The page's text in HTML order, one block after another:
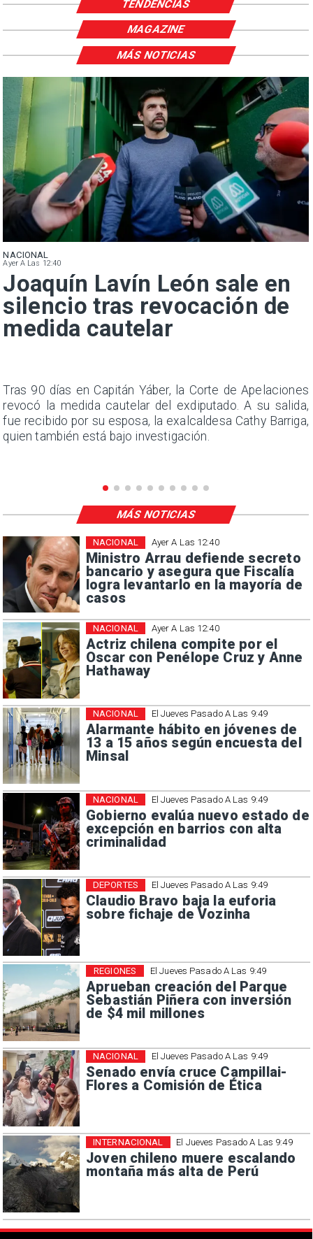
TENDENCIAS
MAGAZINE
NACIONAL
Ayer A Las 12:40
Joaquín Lavín León sale en
silencio tras revocación de
medida cautelar
Tras 90 días en Capitán Yáber, la Corte de Apelaciones
revocó la medida cautelar del exdiputado. A su salida,
fue recibido por su esposa, la exalcaldesa Cathy Barriga,
quien también está bajo investigación.
MÁS NOTICIAS
Ayer A Las 12:40
Ministro Arrau defiende secreto
bancario y asegura que Fiscalía
logra levantarlo en la mayoría de
casos
NACIONAL
Ayer A Las 12:40
Actriz chilena compite por el
Oscar con Penélope Cruz y Anne
Hathaway
NACIONAL
El Jueves Pasado A Las 9:49
Alarmante hábito en jóvenes de
13 a 15 años según encuesta del
Minsal
NACIONAL
El Jueves Pasado A Las 9:49
Gobierno evalúa nuevo estado de
excepción en barrios con alta
criminalidad
NACIONAL
El Jueves Pasado A Las 9:49
Claudio Bravo baja la euforia
sobre fichaje de Vozinha
DEPORTES
El Jueves Pasado A Las 9:49
Aprueban creación del Parque
Sebastián Piñera con inversión
de $4 mil millones
REGIONES
El Jueves Pasado A Las 9:49
Senado envía cruce Campillai-
Flores a Comisión de Ética
NACIONAL
El Jueves Pasado A Las 9:49
Joven chileno muere escalando
montaña más alta de Perú
INTERNACIONAL
MÁS NOTICIAS